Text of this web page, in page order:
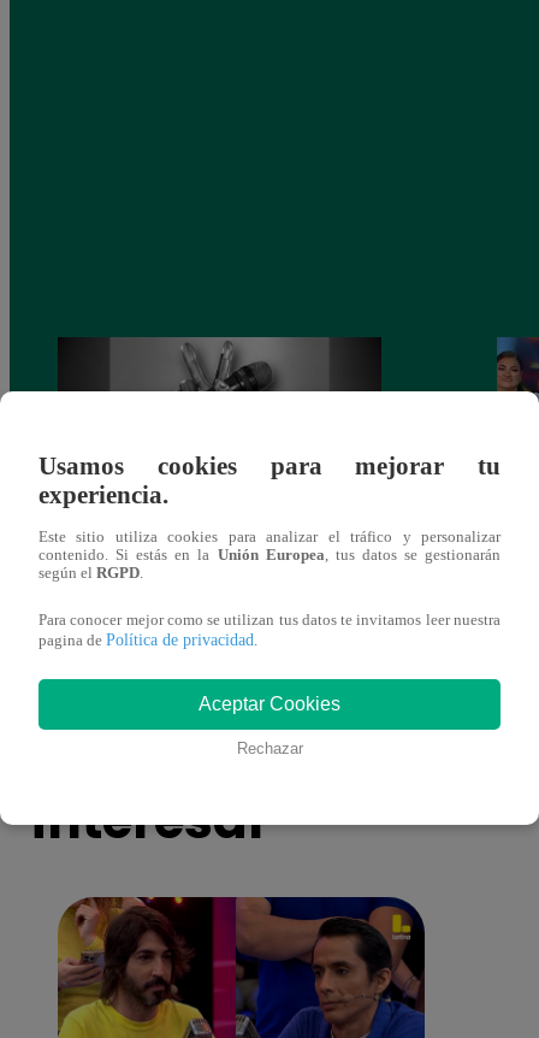
Muere exparticipante de La Voz Colombia
La
También te puede
interesar
Usamos cookies para mejorar tu
experiencia.
Este sitio utiliza cookies para analizar el tráfico y personalizar
contenido. Si estás en la Unión Europea , tus datos se gestionarán
según el RGPD
Para conocer mejor como se utilizan tus datos te invitamos leer nuestra
pagina de Política de privacidad
Aceptar Cookies
Rechazar